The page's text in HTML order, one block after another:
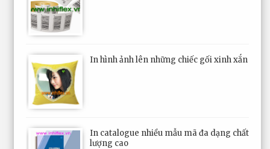
In hình ảnh lên những chiếc gối xinh xắn
In catalogue nhiều mẫu mã đa dạng chất
lượng cao